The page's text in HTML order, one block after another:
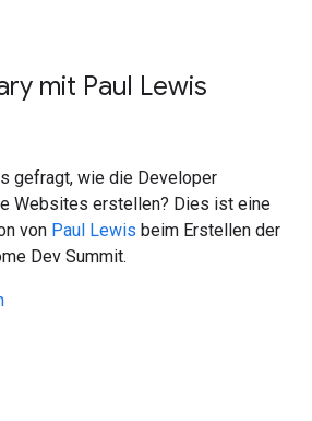
mit Paul Lewis
gefragt, wie die Developer
Websites erstellen? Dies ist eine
von Paul Lewis beim Erstellen der
Dev Summit.